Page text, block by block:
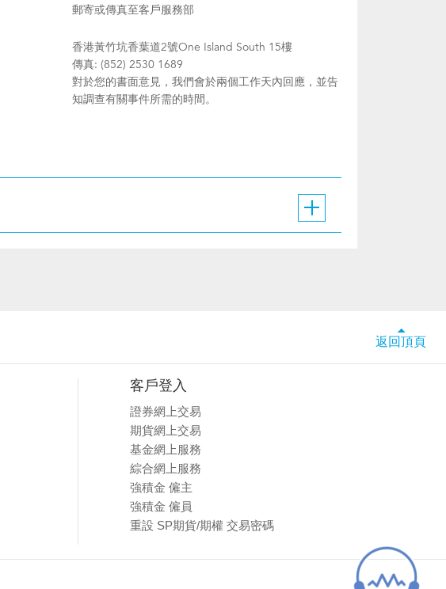
郵寄或傳真至客戶服務部
香港黃竹坑香葉道2號One Island South 15樓
傳真: (852) 2530 1689
對於您的書面意見，我們會於兩個工作天內回應，並告
知調查有關事件所需的時間。
返回頂頁
客戶登入
證券網上交易
期貨網上交易
基金網上服務
綜合網上服務
強積金 僱主
強積金 僱員
重設 SP期貨/期權 交易密碼